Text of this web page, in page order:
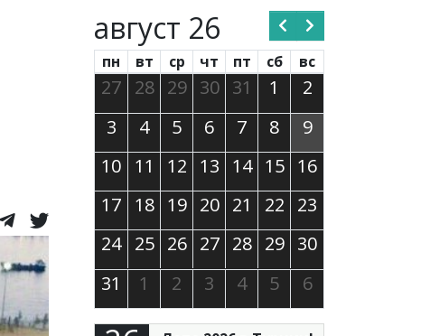
август 26
пн вт ср чт пт сб вс
27 28 29 30 31 1
2
3
4 5 6 7 8
9
10 11 12 13 14 15 16
17 18 19 20 21 22 23
24 25 26 27 28 29 30
31
1 2 3 4 5 6